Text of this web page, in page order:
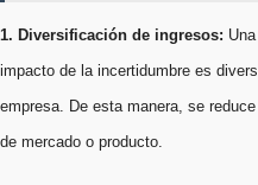
1. Diversificación de ingresos:
impacto de la incertidumbre es
empresa. De esta manera, se
de mercado o producto.